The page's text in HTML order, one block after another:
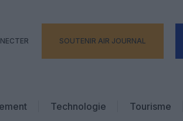
SOUTENIR AIR JOURNAL
Technologie
Tourisme